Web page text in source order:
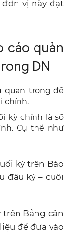
vị này đạt
cáo quản
DN
quan trọng để
chính.
kỳ chính là số
Cụ thể như
kỳ trên Báo
đầu kỳ – cuối
trên Bảng cân
để đưa vào